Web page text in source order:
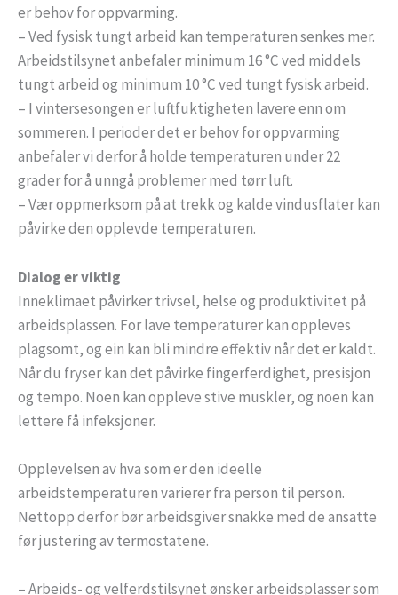
er behov for oppvarming.
– Ved fysisk tungt arbeid kan temperaturen senkes mer.
Arbeidstilsynet anbefaler minimum 16 °C ved middels
tungt arbeid og minimum 10 °C ved tungt fysisk arbeid.
– I vintersesongen er luftfuktigheten lavere enn om
sommeren. I perioder det er behov for oppvarming
anbefaler vi derfor å holde temperaturen under 22
grader for å unngå problemer med tørr luft.
– Vær oppmerksom på at trekk og kalde vindusflater kan
påvirke den opplevde temperaturen.
Dialog er viktig
Inneklimaet påvirker trivsel, helse og produktivitet på
arbeidsplassen. For lave temperaturer kan oppleves
plagsomt, og ein kan bli mindre effektiv når det er kaldt.
Når du fryser kan det påvirke fingerferdighet, presisjon
og tempo. Noen kan oppleve stive muskler, og noen kan
lettere få infeksjoner.
Opplevelsen av hva som er den ideelle
arbeidstemperaturen varierer fra person til person.
Nettopp derfor bør arbeidsgiver snakke med de ansatte
før justering av termostatene.
– Arbeids- og velferdstilsynet ønsker arbeidsplasser som